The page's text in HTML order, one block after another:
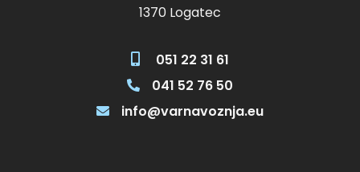
1370 Logatec
051 22 31 61
041 52 76 50
info@varnavoznja.eu